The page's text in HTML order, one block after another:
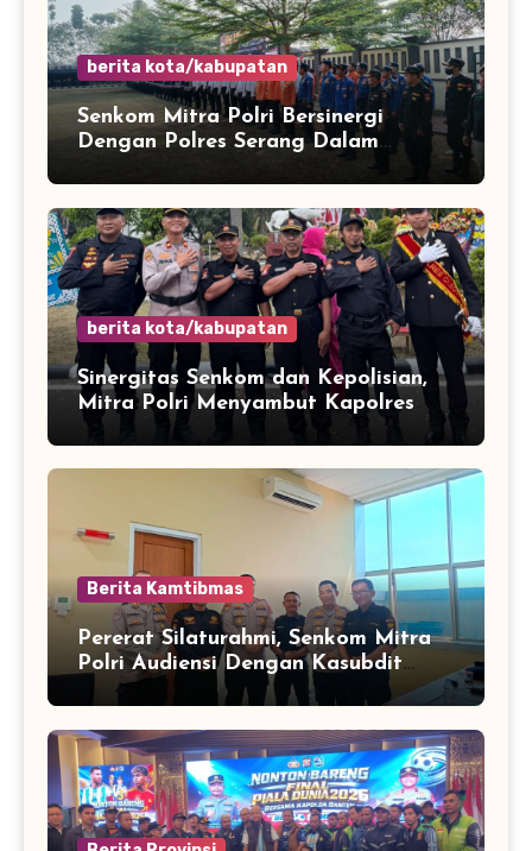
berita kota/kabupatan
Senkom Mitra Polri Bersinergi
Dengan Polres Serang Dalam
Rangka Apel Kesiapsiagaan Potensi
Bencana Musim Kemarau
berita kota/kabupatan
Sinergitas Senkom dan Kepolisian,
Mitra Polri Menyambut Kapolres
Kota Cilegon Yang Baru
Berita Kamtibmas
Pererat Silaturahmi, Senkom Mitra
Polri Audiensi Dengan Kasubdit
Bhabinkamtibmas Polda Banten